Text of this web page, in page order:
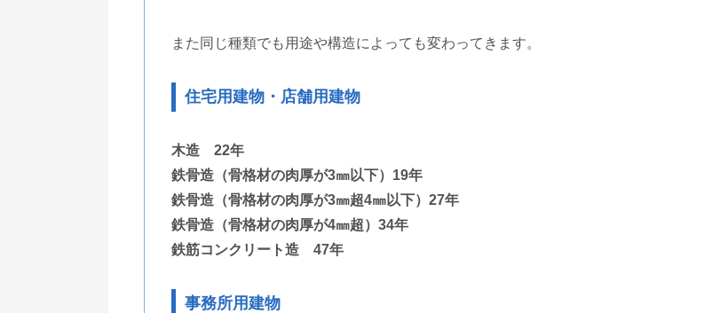
また同じ種類でも用途や構造によっても変わってきます。
住宅用建物・店舗用建物
木造 22年
鉄骨造（骨格材の肉厚が3㎜以下）19年
鉄骨造（骨格材の肉厚が3㎜超4㎜以下）27年
鉄骨造（骨格材の肉厚が4㎜超）34年
鉄筋コンクリート造 47年
事務所用建物